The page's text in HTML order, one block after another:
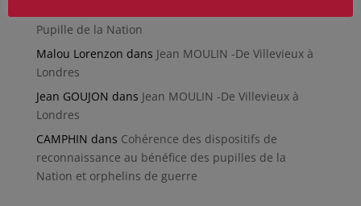
Pupille de la Nation
Malou Lorenzon dans Jean MOULIN -De Villevieux à
Londres
Jean GOUJON dans Jean MOULIN -De Villevieux à
Londres
CAMPHIN dans Cohérence des dispositifs de
reconnaissance au bénéfice des pupilles de la
Nation et orphelins de guerre